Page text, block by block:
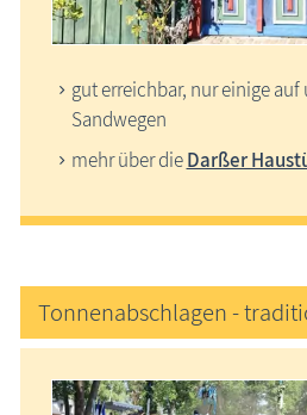
gut erreichbar, nur einige auf
Sandwegen
mehr über dieDarßer
Tonnenabschlagen -